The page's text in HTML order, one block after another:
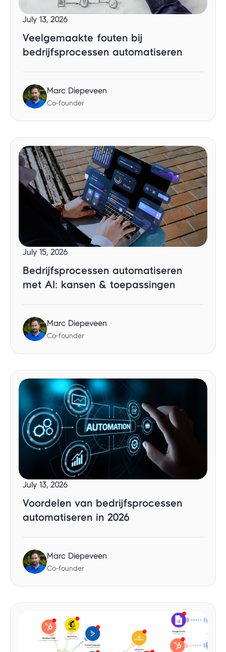
July 13, 2026
Veelgemaakte fouten bij
bedrijfsprocessen automatiseren
Marc Diepeveen
Co-founder
July 15, 2026
Bedrijfsprocessen automatiseren
met AI: kansen & toepassingen
Marc Diepeveen
Co-founder
July 13, 2026
Voordelen van bedrijfsprocessen
automatiseren in 2026
Marc Diepeveen
Co-founder